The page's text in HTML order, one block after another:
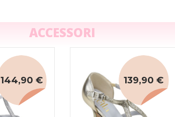
ACCESSORI
144,90 € 139,90 €